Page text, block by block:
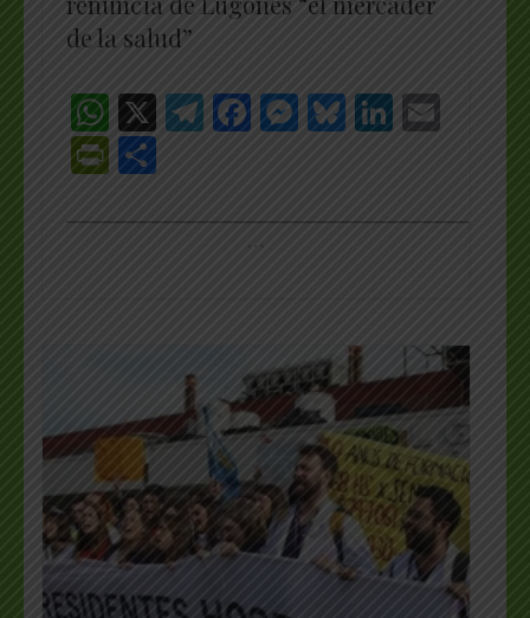
de la salud”
WhatsApp
X Telegram
Facebook
Messenger
Bluesky
PrintFriendly
…